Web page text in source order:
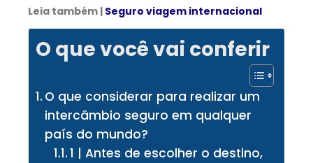
Leia também | Seguro viagem internacional
O que você vai conferir
O que considerar para realizar um
intercâmbio seguro em qualquer
país do mundo?
1 | Antes de escolher o destino,